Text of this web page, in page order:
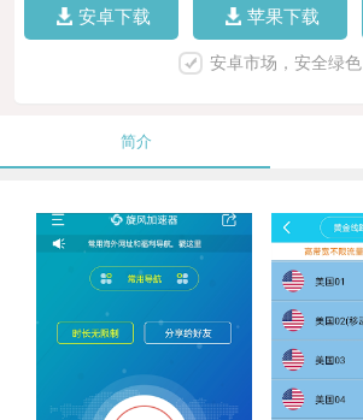
安卓下载 苹果下载
安卓市场，安全绿色
简介